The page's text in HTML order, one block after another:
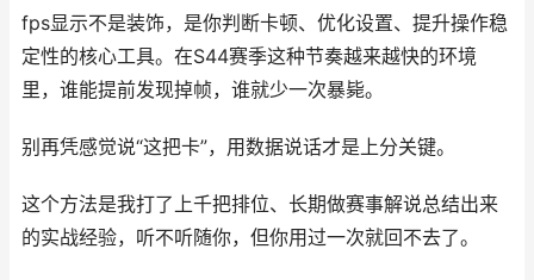
fps显示不是装饰，是你判断卡顿、优化设置、提升操作稳
定性的核心工具。在S44赛季这种节奏越来越快的环境
里，谁能提前发现掉帧，谁就少一次暴毙。
别再凭感觉说“这把卡”，用数据说话才是上分关键。
这个方法是我打了上千把排位、长期做赛事解说总结出来
的实战经验，听不听随你，但你用过一次就回不去了。